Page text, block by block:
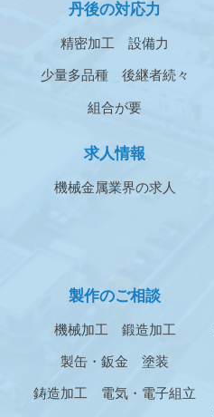
丹後の対応力
精密加工 設備力
少量多品種 後継者続々
組合が要
求人情報
機械金属業界の求人
製作のご相談
機械加工 鍛造加工
製缶・鈑金 塗装
鋳造加工 電気・電子組立